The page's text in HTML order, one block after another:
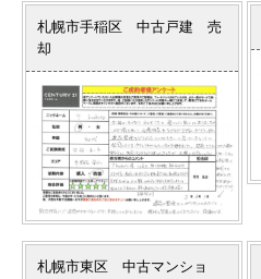
札幌市手稲区 中古戸建 売
却
札幌市東区 中古マンショ